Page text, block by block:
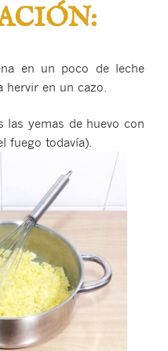
en un poco de leche
en un cazo.
yemas de huevo con
fuego todavía).